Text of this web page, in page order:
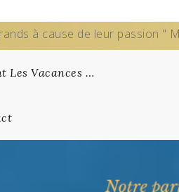
à cause de leur passion "
Les Vacances …